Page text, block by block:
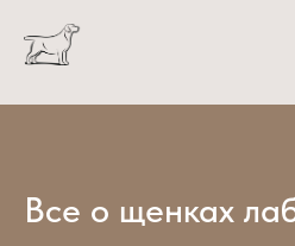
Все о щенках